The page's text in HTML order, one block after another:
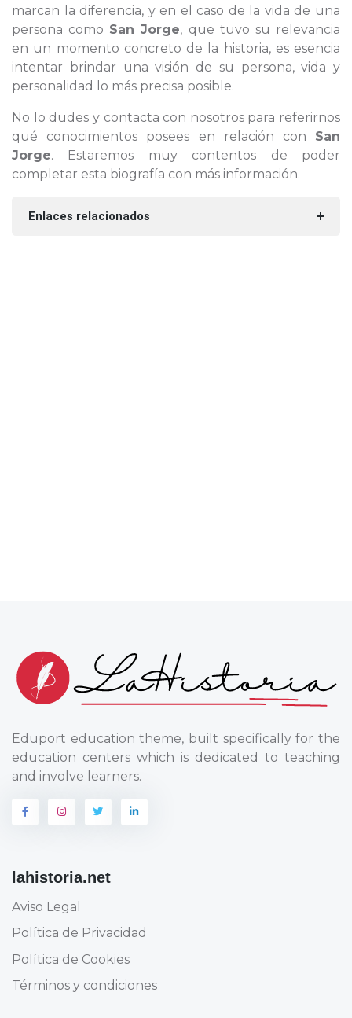
marcan la diferencia, y en el caso de la vida de una
persona como San Jorge, que tuvo su relevancia
en un momento concreto de la historia, es esencia
intentar brindar una visión de su persona, vida y
personalidad lo más precisa posible.
No lo dudes y contacta con nosotros para referirnos
qué conocimientos posees en relación con San
Jorge. Estaremos muy contentos de poder
completar esta biografía con más información.
Enlaces relacionados
Eduport education theme, built specifically for the
education centers which is dedicated to teaching
and involve learners.
lahistoria.net
Aviso Legal
Política de Privacidad
Política de Cookies
Términos y condiciones